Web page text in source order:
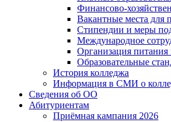
Финансово-
Вакантные места для
Стипендии и меры
Международное
Организация питания
Образовательные
История колледжа
Информация в СМИ о
Сведения об ОО
Абитуриентам
Приёмная кампания 2026